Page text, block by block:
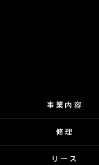
事業内容
修理
リース